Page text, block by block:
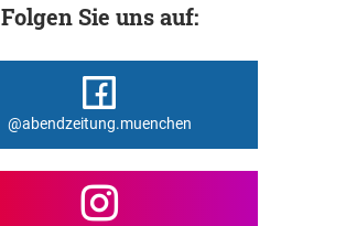
Folgen Sie uns auf:
@abendzeitung.muenchen